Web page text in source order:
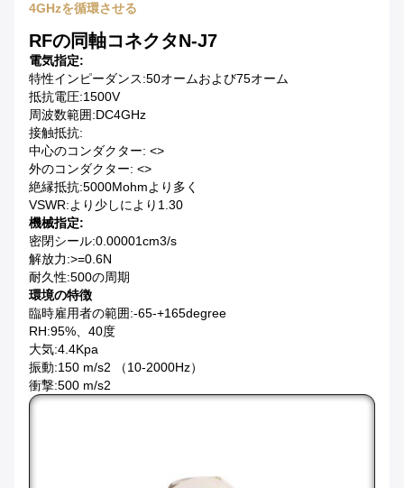
4GHzを循環させる
RFの同軸コネクタN-J7
電気指定:
特性インピーダンス:50オームおよび75オーム
抵抗電圧:1500V
周波数範囲:DC4GHz
接触抵抗:
中心のコンダクター: <>
外のコンダクター: <>
絶縁抵抗:5000Mohmより多く
VSWR:より少しにより1.30
機械指定:
密閉シール:0.00001cm3/s
解放力:>=0.6N
耐久性:500の周期
環境の特徴
臨時雇用者の範囲:-65-+165degree
RH:95%、40度
大気:4.4Kpa
振動:150 m/s2 （10-2000Hz）
衝撃:500 m/s2